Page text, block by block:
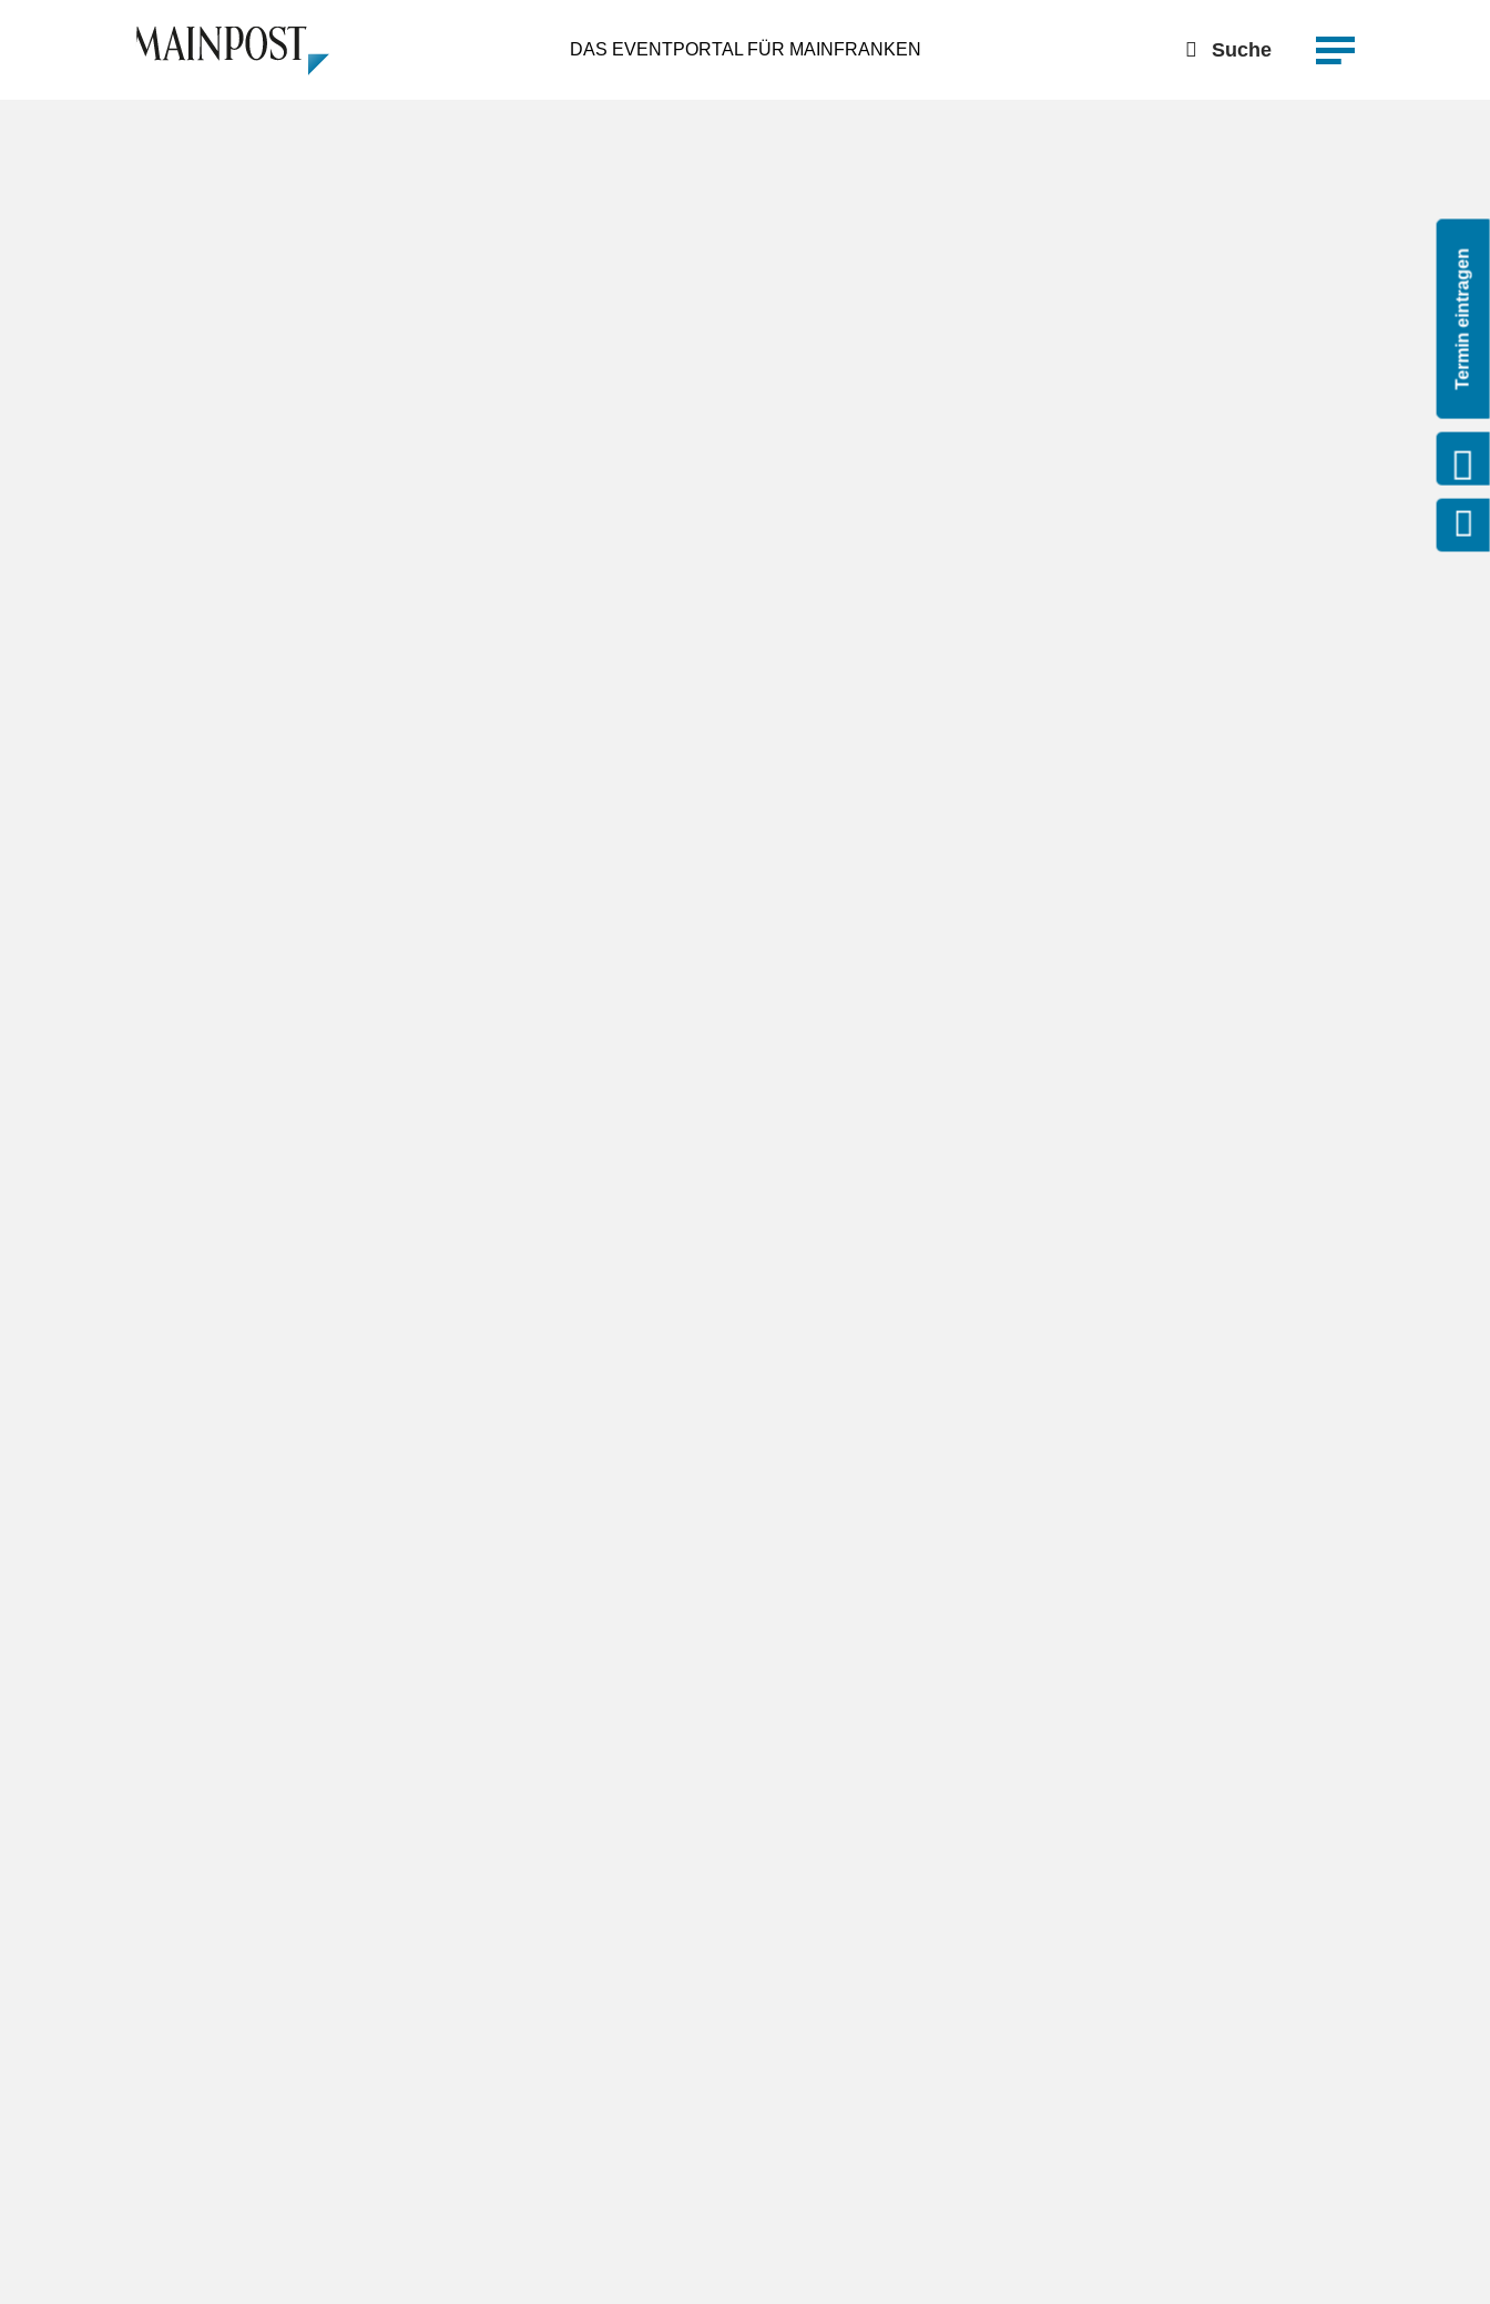
DAS EVENTPORTAL FÜR MAINFRANKEN Suche
Detailsuche
Termin eintragen